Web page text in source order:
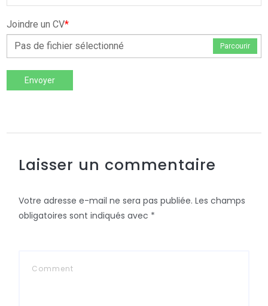
Joindre un CV*
Pas de fichier sélectionné
Parcourir
Envoyer
Laisser un commentaire
Votre adresse e-mail ne sera pas publiée. Les champs
obligatoires sont indiqués avec *